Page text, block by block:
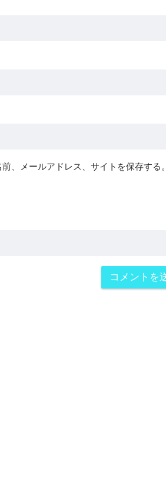
、メールアドレス、サイトを保存する。